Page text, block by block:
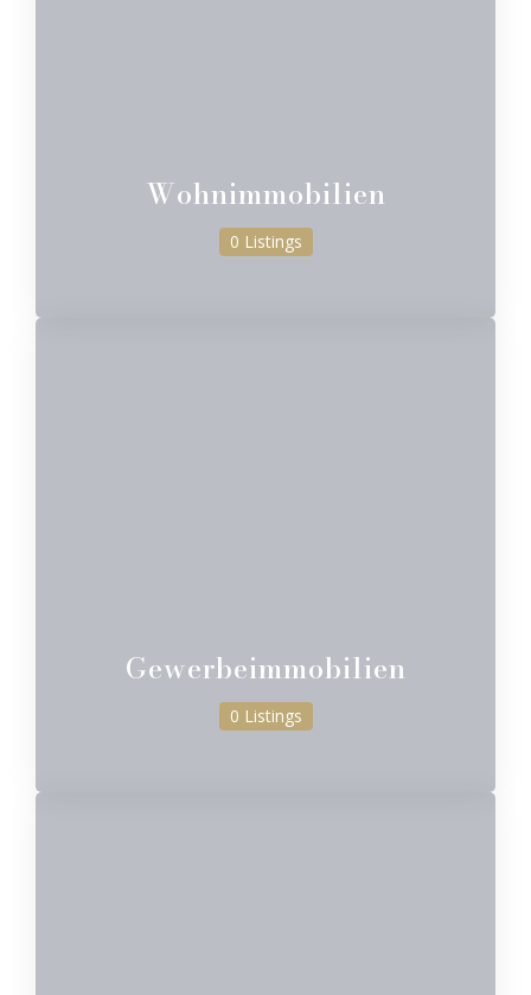
Wohnimmobilien
0 Listings
Gewerbeimmobilien
0 Listings